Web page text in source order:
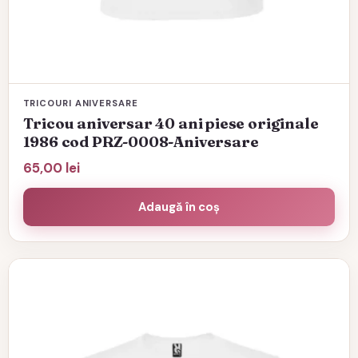
TRICOURI ANIVERSARE
Tricou aniversar 40 ani piese originale
1986 cod PRZ-0008-Aniversare
65,00 lei
Adaugă în coș
Acest